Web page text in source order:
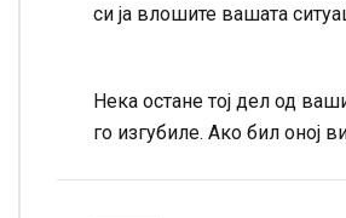
си ја влошите вашата
Нека остане тој дел од
го изгубиле. Ако бил оној